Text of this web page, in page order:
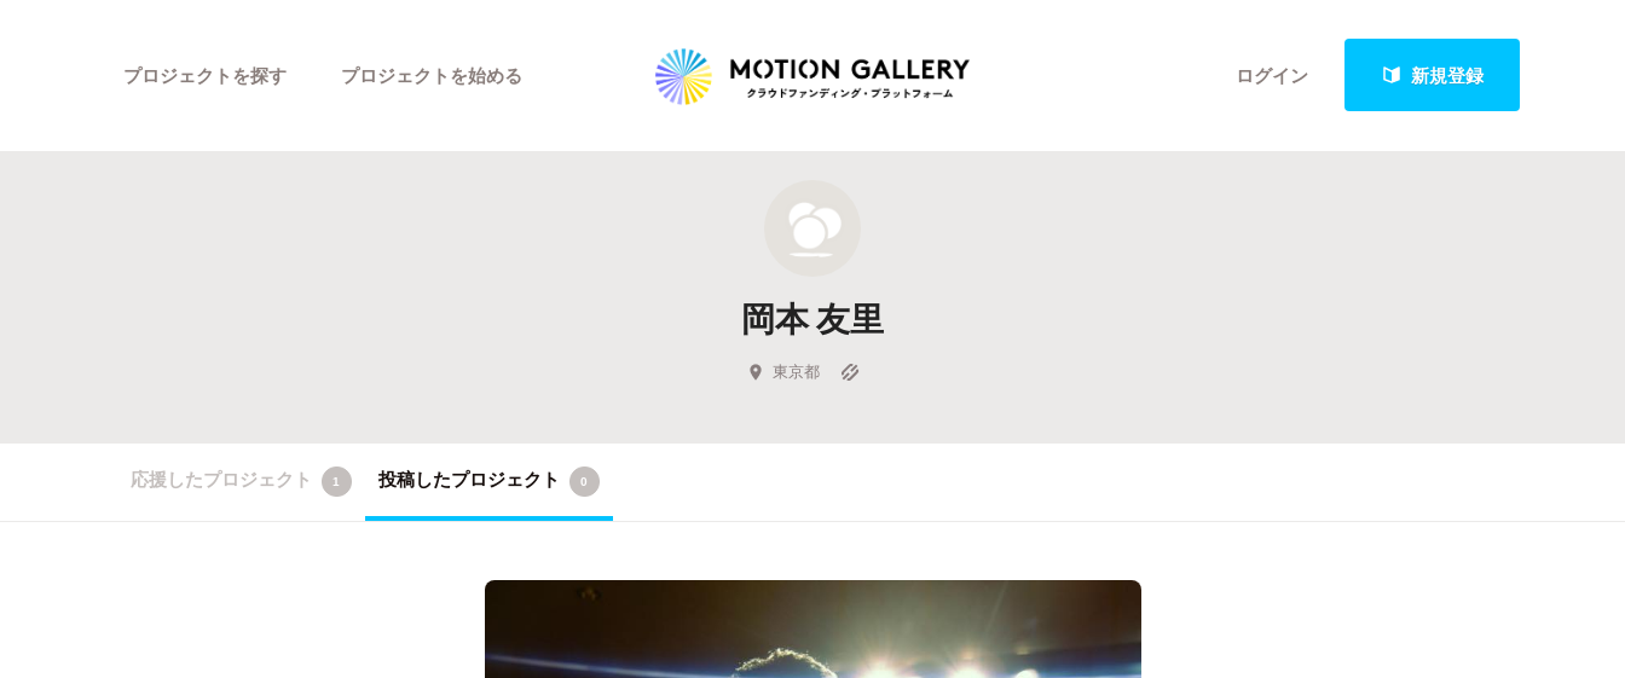
ログイン 新規登録
プロジェクトを探す
新着プロジェクト
Feature
キュレーターから探す
プロジェクトを始める
岡本 友里
東京都
応援したプロジェクト 1 投稿したプロジェクト 0